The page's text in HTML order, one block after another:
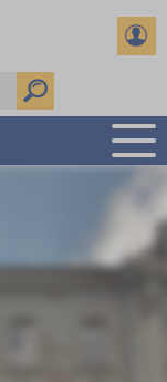
NA PŘIJÍMAČKY
TERMÍNY